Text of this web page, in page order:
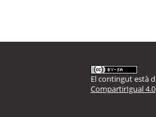
El contingut està
CompartirIgual 4.0